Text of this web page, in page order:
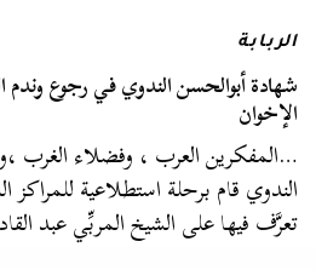
الربابة
شهادة أبوالحسن الندوي في رجوع وندم
الإخوان
…المفكرين العرب ، وفضلاء الغرب
تعرَّف فيها على الشيخ المربِّي عبد